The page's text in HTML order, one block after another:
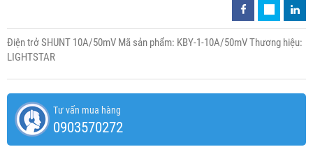
Điện trở SHUNT 10A/50mV Mã sản phẩm: KBY-1-10A/50mV Thương hiệu:
LIGHTSTAR
Tư vấn mua hàng
0903570272